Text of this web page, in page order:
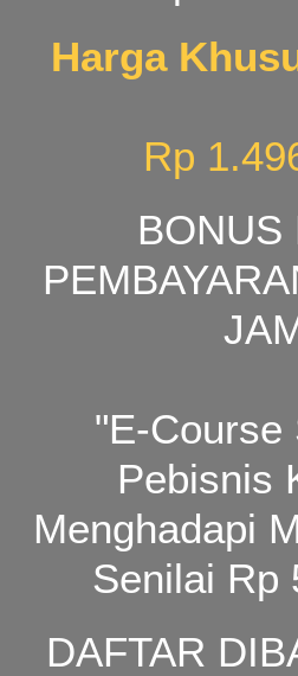
Harga
Rp
BONUS
"E-Course
Pebisnis
Menghadapi
Senilai Rp
DAFTAR